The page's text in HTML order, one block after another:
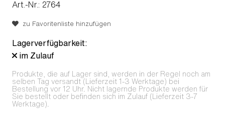
Art.-Nr.: 2764
zu Favoritenliste hinzufügen
Lagerverfügbarkeit:
im Zulauf
Produkte, die auf Lager sind, werden in der Regel noch am
selben Tag versandt (Lieferzeit 1-3 Werktage) bei
Bestellung vor 12 Uhr. Nicht lagernde Produkte werden für
Sie bestellt oder befinden sich im Zulauf (Lieferzeit 3-7
Werktage).